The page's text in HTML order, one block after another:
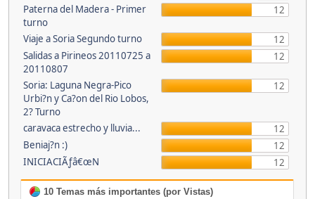
Paterna del Madera - Primer
turno
12
Viaje a Soria Segundo turno
12
Salidas a Pirineos 20110725 a
20110807
12
Soria: Laguna Negra-Pico
Urbi?n y Ca?on del Rio Lobos,
2? Turno
12
caravaca estrecho y lluvia...
12
Beniaj?n :)
12
INICIACIÃƒâ€œN
12
10 Temas más importantes (por Vistas)